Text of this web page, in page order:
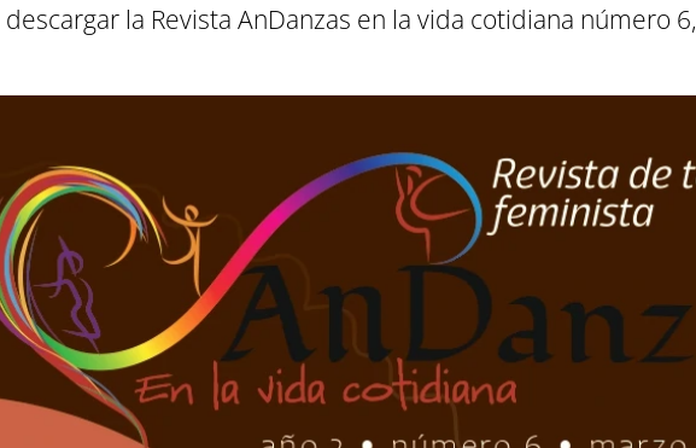
descargar la Revista AnDanzas en la vida cotidiana número 6,